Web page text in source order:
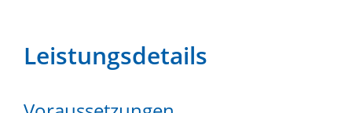
Leistungsdetails